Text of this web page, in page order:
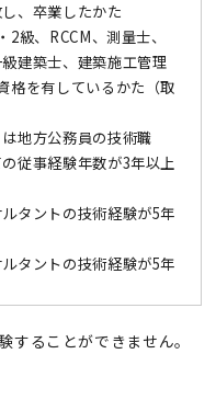
、卒業したかた
級、RCCM、測量士、
建築士、建築施工管理
格を有しているかた（取
地方公務員の技術職
の従事経験年数が3年以上
タントの技術経験が5年
タントの技術経験が5年
ることができません。